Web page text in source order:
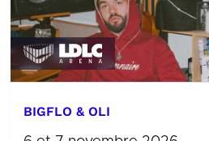
BIGFLO & OLI